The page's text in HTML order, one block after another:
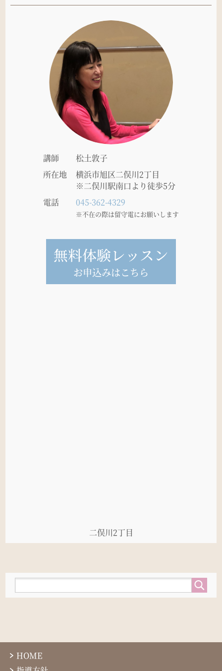
講師
松土敦子
所在地
横浜市旭区二俣川2丁目
※二俣川駅南口より徒歩5分
電話
045-362-4329
※不在の際は留守電にお願いします
無料体験レッスン
お申込みはこちら
二俣川2丁目
HOME